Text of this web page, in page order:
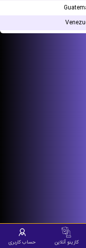
کازینو آنلاین حساب کاربری